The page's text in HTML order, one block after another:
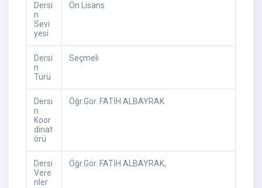
Dersi
n
Sevi
yesi
Ön Lisans
Dersi
n
Türü
Seçmeli
Dersi
n
Koor
dinat
örü
Öğr.Gör. FATİH ALBAYRAK
Dersi
Vere
nler
Öğr.Gör. FATİH ALBAYRAK,